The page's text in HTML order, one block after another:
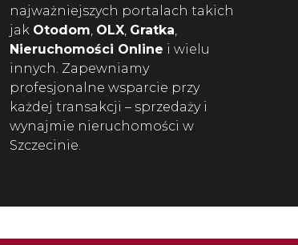
najważniejszych portalach takich
jak Otodom, OLX, Gratka,
Nieruchomości Online i wielu
innych. Zapewniamy
profesjonalne wsparcie przy
każdej transakcji – sprzedaży i
wynajmie nieruchomości w
Szczecinie.